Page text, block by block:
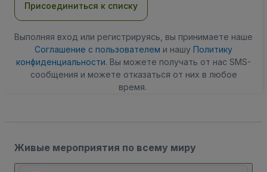
Присоединиться к списку
Выполняя вход или регистрируясь, вы принимаете наше
Соглашение с пользователем и нашу Политику
конфиденциальности. Вы можете получать от нас SMS-
сообщения и можете отказаться от них в любое
время.
Живые мероприятия по всему миру